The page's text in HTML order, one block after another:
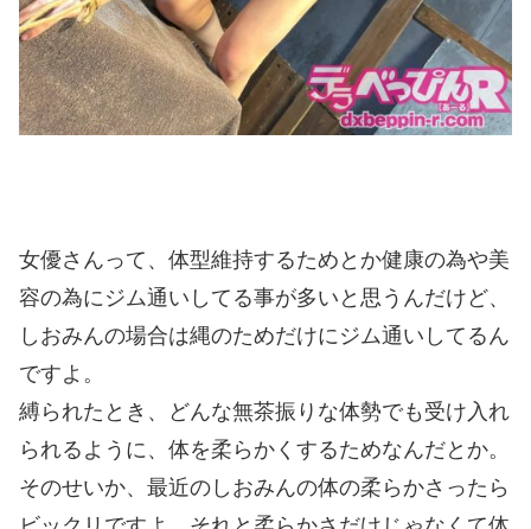
女優さんって、体型維持するためとか健康の為や美
容の為にジム通いしてる事が多いと思うんだけど、
しおみんの場合は縄のためだけにジム通いしてるん
ですよ。
縛られたとき、どんな無茶振りな体勢でも受け入れ
られるように、体を柔らかくするためなんだとか。
そのせいか、最近のしおみんの体の柔らかさったら